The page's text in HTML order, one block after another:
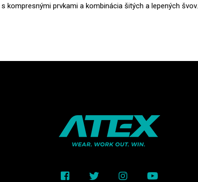
kompresnými prvkami a kombinácia šitých a lepených švov.